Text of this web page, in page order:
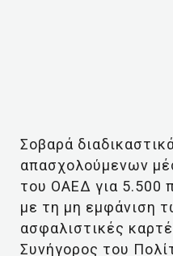
Σοβαρά
απασχολούμενων
του ΟΑΕΔ για 5.500
με τη μη εμφάνιση
ασφαλιστικές
Συνήγορος του